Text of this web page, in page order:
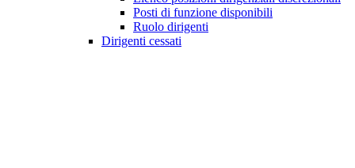
Posti di funzione disponibili
Ruolo dirigenti
Dirigenti cessati